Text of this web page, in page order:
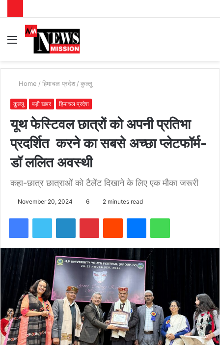
Menu
Home / हिमाचल प्रदेश / कुल्लू
कुल्लू बड़ी खबर हिमाचल प्रदेश
यूथ फेस्टिवल छात्रों को अपनी प्रतिभा
प्रदर्शित करने का सबसे अच्छा प्लेटफॉर्म-
डॉ ललित अवस्थी
कहा-छात्र छात्राओं को टैलेंट दिखाने के लिए एक मौका जरूरी
November 20, 2024 6 2 minutes read